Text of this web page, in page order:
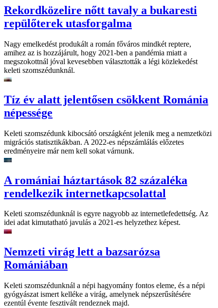
Rekordközelire nőtt tavaly a bukaresti
repülőterek utasforgalma
Nagy emelkedést produkált a román főváros mindkét reptere,
amihez az is hozzájárult, hogy 2021-ben a pandémia miatt a
megszokottnál jóval kevesebben választották a légi közlekedést
keleti szomszédunknál.
Tíz év alatt jelentősen csökkent Románia
népessége
Keleti szomszédunk kibocsátó országként jelenik meg a nemzetközi
migrációs statisztikákban. A 2022-es népszámlálás előzetes
eredményeire már nem kell sokat várnunk.
A romániai háztartások 82 százaléka
rendelkezik internetkapcsolattal
Keleti szomszédunknál is egyre nagyobb az internetlefedettség. Az
idei adat kimutatható javulás a 2021-es helyzethez képest.
Nemzeti virág lett a bazsarózsa
Romániában
Keleti szomszédunknál a népi hagyomány fontos eleme, és a népi
gyógyászat ismert kelléke a virág, amelynek népszerűsítésére
ezentúl évente fesztivált rendeznek majd.